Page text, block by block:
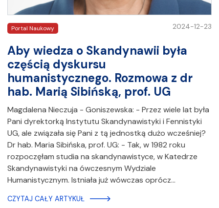
Portal Naukowy 2024-12-23
Aby wiedza o Skandynawii była
częścią dyskursu
humanistycznego. Rozmowa z dr
hab. Marią Sibińską, prof. UG
Magdalena Nieczuja - Goniszewska: - Przez wiele lat była
Pani dyrektorką Instytutu Skandynawistyki i Fennistyki
UG, ale związała się Pani z tą jednostką dużo wcześniej?
Dr hab. Maria Sibińska, prof. UG: - Tak, w 1982 roku
rozpoczęłam studia na skandynawistyce, w Katedrze
Skandynawistyki na ówczesnym Wydziale
Humanistycznym. Istniała już wówczas oprócz…
CZYTAJ CAŁY ARTYKUŁ